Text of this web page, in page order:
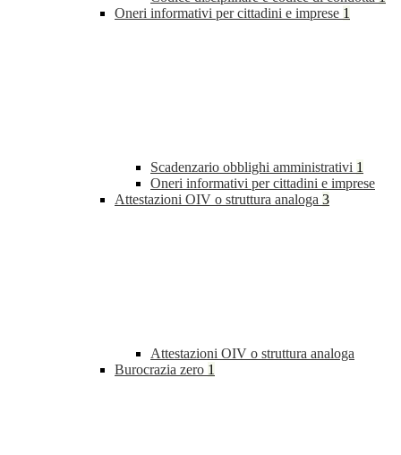
Oneri informativi per cittadini e imprese 1
Scadenzario obblighi amministrativi 1
Oneri informativi per cittadini e imprese
Attestazioni OIV o struttura analoga 3
Attestazioni OIV o struttura analoga
Burocrazia zero 1